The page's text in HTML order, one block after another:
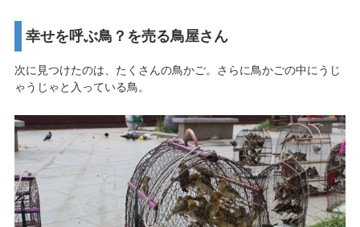
幸せを呼ぶ鳥？を売る鳥屋さん
次に見つけたのは、たくさんの鳥かご。さらに鳥かごの中にうじ
ゃうじゃと入っている鳥。